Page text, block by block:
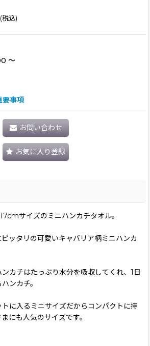
(税込)
～
要事項
お問い合わせ
お気に入り登録
サイズのミニハンカチタオル。
ッタリの可愛いキャバリア柄ミニハンカ
カチはたっぷり水分を吸収してくれ、1日
ンカチ。
に入るミニサイズだからコンパクトに持
にも人気のサイズです。